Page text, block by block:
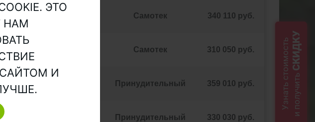
Самотек 340 110 руб.
Самотек 310 050 руб.
Принудительный 359 010 руб.
Принудительный 330 030 руб.
Узнать стоимостьи получить
СКИДКУ
ЭТО
НАМ
И